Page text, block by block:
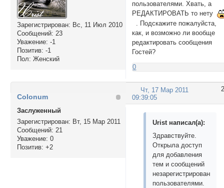
Зарегистрирован: Вс, 11 Июл 2010
Сообщений: 23
Уважение: -1
Позитив: -1
Пол: Женский
пользователями. Хвать, а
РЕДАКТИРОВАТЬ то нету
. Подскажите пожалуйста,
как, и возможно ли вообще
редактировать сообщения
Гостей?
0
2
Чт, 17 Мар 2011
09:39:05
Colonum
Заслуженный
Зарегистрирован: Вт, 15 Мар 2011
Сообщений: 21
Уважение: 0
Позитив: +2
Urist написал(а):
Здравствуйте.
Открыла доступ
для добавления
тем и сообщений
пользователями.